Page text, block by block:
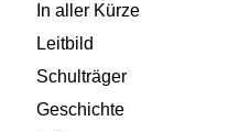
In aller Kürze
Leitbild
Schulträger
Geschichte